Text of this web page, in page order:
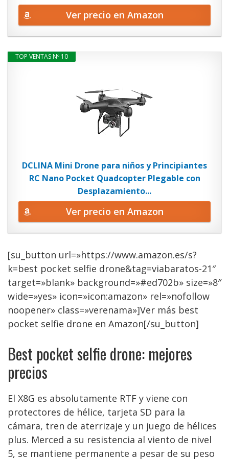
Ver precio en Amazon
TOP VENTAS Nº 10
DCLINA Mini Drone para niños y Principiantes
RC Nano Pocket Quadcopter Plegable con
Desplazamiento...
Ver precio en Amazon
[su_button url=»https://www.amazon.es/s?
k=best pocket selfie drone&tag=viabaratos-21″
target=»blank» background=»#ed702b» size=»8″
wide=»yes» icon=»icon:amazon» rel=»nofollow
noopener» class=»verenama»]Ver más best
pocket selfie drone en Amazon[/su_button]
Best pocket selfie drone: mejores
precios
El X8G es absolutamente RTF y viene con
protectores de hélice, tarjeta SD para la
cámara, tren de aterrizaje y un juego de hélices
plus. Merced a su resistencia al viento de nivel
5, se mantiene permanente a pesar de su peso